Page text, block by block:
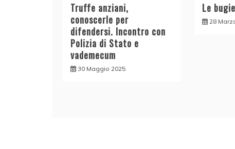
Truffe anziani,
conoscerle per
difendersi. Incontro con
Polizia di Stato e
vademecum
30 Maggio 2025
Le
28